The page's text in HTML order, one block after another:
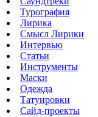
Турография
Лирика
Смысл Лирики
Интервью
Статьи
Инструменты
Маски
Одежда
Татуировки
Сайд-проекты